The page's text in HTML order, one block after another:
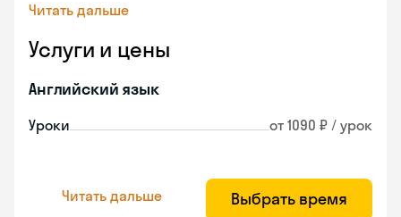
Читать дальше
Услуги и цены
Английский язык
Уроки от 1090 ₽ / урок
Читать дальше Выбрать время